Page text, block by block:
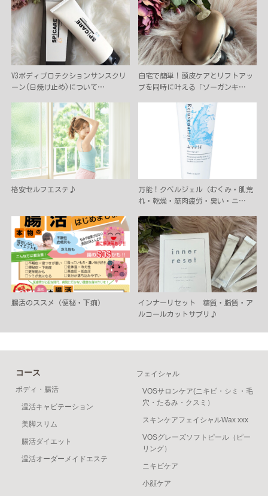
V3ボディプロテクションサンスクリ
ーン(日焼け止め)について…
自宅で簡単！頭皮ケアとリフトアッ
プを同時に叶える「ゾーガンキ…
格安セルフエステ♪
万能！クベルジェル（むくみ・肌荒
れ・乾燥・筋肉疲労・臭い・ニ…
腸活のススメ（便秘・下痢）
インナーリセット 糖質・脂質・ア
ルコールカットサプリ♪
コース
ボディ・腸活
温活キャビテーション
美脚スリム
腸活ダイエット
温活オーダーメイドエステ
フェイシャル
VOSサロンケア(ニキビ・シミ・毛
穴・たるみ・クスミ）
スキンケアフェイシャルWax xxx
VOSグレーズソフトピール（ピー
リング）
ニキビケア
小顔ケア